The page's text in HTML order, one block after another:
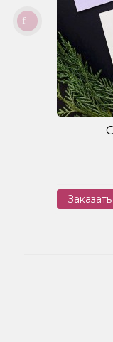
Заказать